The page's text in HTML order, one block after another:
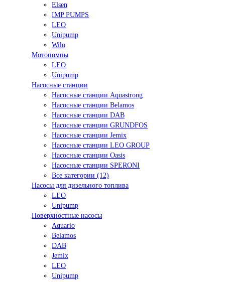
Elsen
IMP PUMPS
LEO
Unipump
Wilo
Мотопомпы
LEO
Unipump
Насосные станции
Насосные станции Aquastrong
Насосные станции Belamos
Насосные станции DAB
Насосные станции GRUNDFOS
Насосные станции Jemix
Насосные станции LEO GROUP
Насосные станции Oasis
Насосные станции SPERONI
Все категории (12)
Насосы для дизельного топлива
LEO
Unipump
Поверхностные насосы
Aquario
Belamos
DAB
Jemix
LEO
Unipump